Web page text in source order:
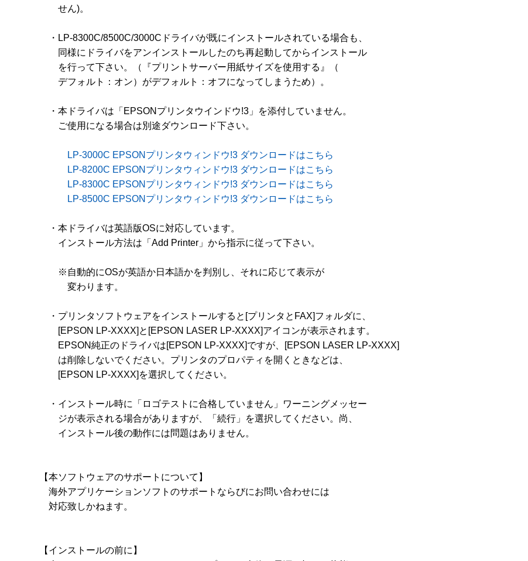
せん)。
・LP-8300C/8500C/3000Cドライバが既にインストールされている場合も、
同様にドライバをアンインストールしたのち再起動してからインストール
を行って下さい。（『プリントサーバー用紙サイズを使用する』（
デフォルト：オン）がデフォルト：オフになってしまうため）。
・本ドライバは「EPSONプリンタウインドウ!3」を添付していません。
ご使用になる場合は別途ダウンロード下さい。
LP-3000C EPSONプリンタウィンドウ!3 ダウンロードはこちら
LP-8200C EPSONプリンタウィンドウ!3 ダウンロードはこちら
LP-8300C EPSONプリンタウィンドウ!3 ダウンロードはこちら
LP-8500C EPSONプリンタウィンドウ!3 ダウンロードはこちら
・本ドライバは英語版OSに対応しています。
インストール方法は「Add Printer」から指示に従って下さい。
※自動的にOSが英語か日本語かを判別し、それに応じて表示が
変わります。
・プリンタソフトウェアをインストールすると[プリンタとFAX]フォルダに、
[EPSON LP-XXXX]と[EPSON LASER LP-XXXX]アイコンが表示されます。
EPSON純正のドライバは[EPSON LP-XXXX]ですが、[EPSON LASER LP-XXXX]
は削除しないでください。プリンタのプロパティを開くときなどは、
[EPSON LP-XXXX]を選択してください。
・インストール時に「ロゴテストに合格していません」ワーニングメッセー
ジが表示される場合がありますが、「続行」を選択してください。尚、
インストール後の動作には問題はありません。
【本ソフトウェアのサポートについて】
海外アプリケーションソフトのサポートならびにお問い合わせには
対応致しかねます。
【インストールの前に】